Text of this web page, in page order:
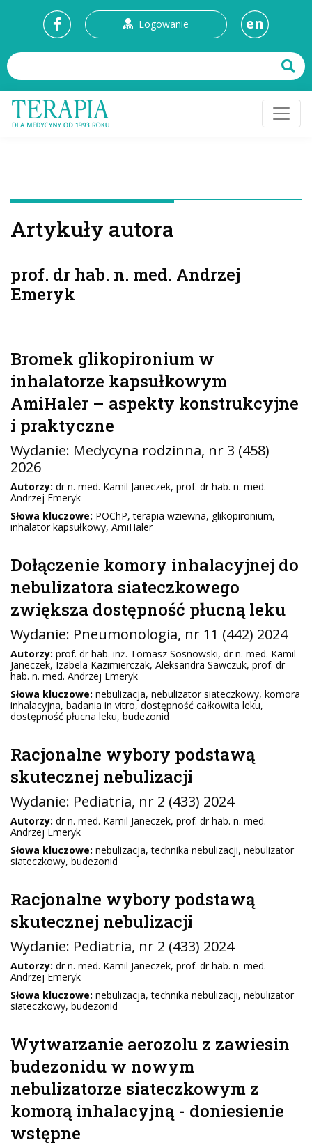
Logowanie en
Artykuły autora
prof. dr hab. n. med. Andrzej
Emeryk
Bromek glikopironium w
inhalatorze kapsułkowym
AmiHaler – aspekty konstrukcyjne
i praktyczne
Wydanie: Medycyna rodzinna, nr 3 (458)
2026
Autorzy: dr n. med. Kamil Janeczek, prof. dr hab. n. med.
Andrzej Emeryk
Słowa kluczowe: POChP, terapia wziewna, glikopironium,
inhalator kapsułkowy, AmiHaler
Dołączenie komory inhalacyjnej do
nebulizatora siateczkowego
zwiększa dostępność płucną leku
Wydanie: Pneumonologia, nr 11 (442) 2024
Autorzy: prof. dr hab. inż. Tomasz Sosnowski, dr n. med. Kamil
Janeczek, Izabela Kazimierczak, Aleksandra Sawczuk, prof. dr
hab. n. med. Andrzej Emeryk
Słowa kluczowe: nebulizacja, nebulizator siateczkowy, komora
inhalacyjna, badania in vitro, dostępność całkowita leku,
dostępność płucna leku, budezonid
Racjonalne wybory podstawą
skutecznej nebulizacji
Wydanie: Pediatria, nr 2 (433) 2024
Autorzy: dr n. med. Kamil Janeczek, prof. dr hab. n. med.
Andrzej Emeryk
Słowa kluczowe: nebulizacja, technika nebulizacji, nebulizator
siateczkowy, budezonid
Racjonalne wybory podstawą
skutecznej nebulizacji
Wydanie: Pediatria, nr 2 (433) 2024
Autorzy: dr n. med. Kamil Janeczek, prof. dr hab. n. med.
Andrzej Emeryk
Słowa kluczowe: nebulizacja, technika nebulizacji, nebulizator
siateczkowy, budezonid
Wytwarzanie aerozolu z zawiesin
budezonidu w nowym
nebulizatorze siateczkowym z
komorą inhalacyjną - doniesienie
wstępne